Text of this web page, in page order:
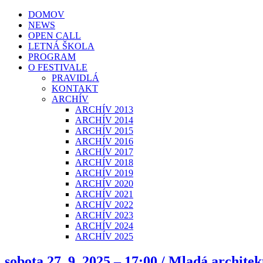
DOMOV
NEWS
OPEN CALL
LETNÁ ŠKOLA
PROGRAM
O FESTIVALE
PRAVIDLÁ
KONTAKT
ARCHÍV
ARCHÍV 2013
ARCHÍV 2014
ARCHÍV 2015
ARCHÍV 2016
ARCHÍV 2017
ARCHÍV 2018
ARCHÍV 2019
ARCHÍV 2020
ARCHÍV 2021
ARCHÍV 2022
ARCHÍV 2023
ARCHÍV 2024
ARCHÍV 2025